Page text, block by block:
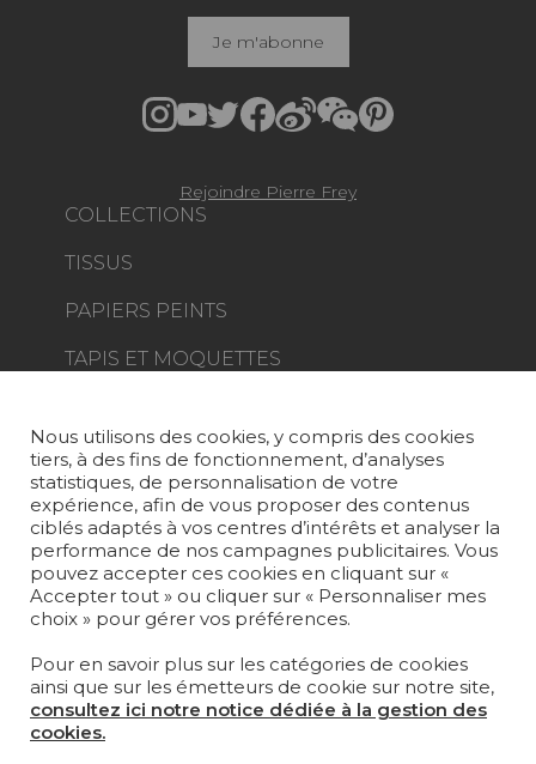
COLLECTIONS
TISSUS
PAPIERS PEINTS
TAPIS ET MOQUETTES
PROJETS
SUR-MESURE
MAGAZINE
LA MAISON
OÙ NOUS TROUVER ?
Je m'abonne
Rejoindre Pierre Frey
Nous utilisons des cookies, y compris des cookies
tiers, à des fins de fonctionnement, d’analyses
statistiques, de personnalisation de votre
expérience, afin de vous proposer des contenus
ciblés adaptés à vos centres d’intérêts et analyser la
performance de nos campagnes publicitaires. Vous
pouvez accepter ces cookies en cliquant sur «
Accepter tout » ou cliquer sur « Personnaliser mes
choix » pour gérer vos préférences.
Pour en savoir plus sur les catégories de cookies
ainsi que sur les émetteurs de cookie sur notre site,
consultez ici notre notice dédiée à la gestion des
cookies.